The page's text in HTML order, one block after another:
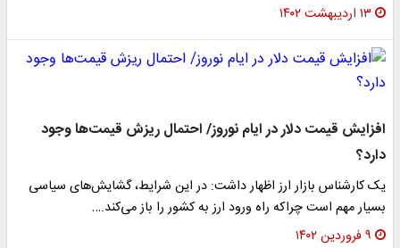
۱۳ اردیبهشت ۱۴۰۲
افزایش قیمت دلار در ایام نوروز/ احتمال ریزش قیمت‌ها وجود
دارد؟
یک کارشناس بازار ارز اظهار داشت: در این شرایط، گشایش‌های سیاسی
بسیار مهم است چراکه راه ورود ارز به کشور را باز می‌کند.…
۹ فروردین ۱۴۰۲